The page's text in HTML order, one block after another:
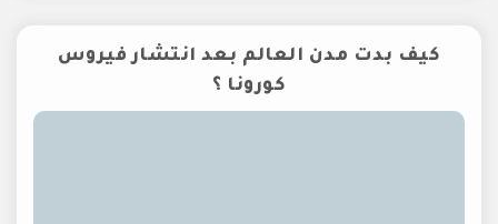
كيف بدت مدن العالم بعد انتشار فيروس
كورونا ؟